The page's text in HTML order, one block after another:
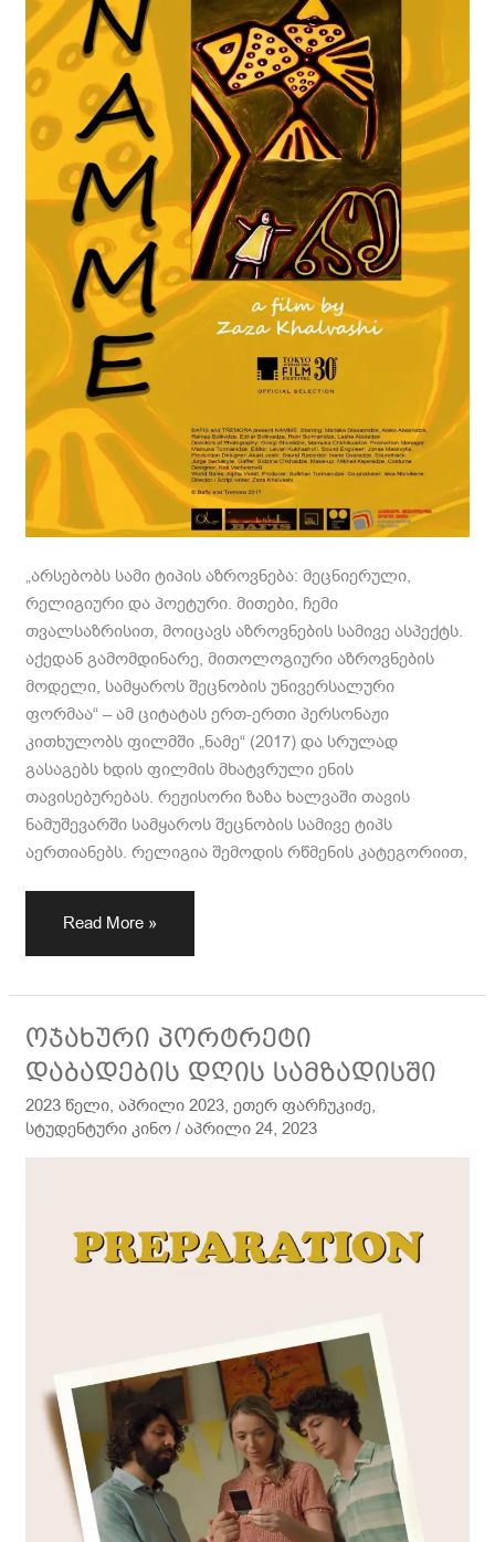
„არსებობს სამი ტიპის აზროვნება: მეცნიერული,
რელიგიური და პოეტური. მითები, ჩემი
თვალსაზრისით, მოიცავს აზროვნების სამივე ასპექტს.
აქედან გამომდინარე, მითოლოგიური აზროვნების
მოდელი, სამყაროს შეცნობის უნივერსალური
ფორმაა“ – ამ ციტატას ერთ-ერთი პერსონაჟი
კითხულობს ფილმში „ნამე“ (2017) და სრულად
გასაგებს ხდის ფილმის მხატვრული ენის
თავისებურებას. რეჟისორი ზაზა ხალვაში თავის
ნამუშევარში სამყაროს შეცნობის სამივე ტიპს
აერთიანებს. რელიგია შემოდის რწმენის კატეგორიით,
Read More »
ოჯახური პორტრეტი
დაბადების დღის სამზადისში
2023 წელი,აპრილი 2023,ეთერ ფარჩუკიძე,
სტუდენტური კინო /აპრილი 24, 2023
ოჯახური
პორტრეტი
დაბადების
დღის
სამზადისში